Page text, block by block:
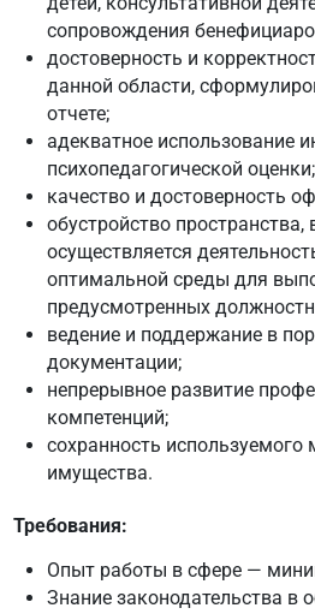
сопровождения
достоверность и
данной области,
отчете;
адекватное использование
психопедагогической оценки;
качество и достоверность
обустройство пространства,
осуществляется
оптимальной среды для
предусмотренных
ведение и поддержание в
документации;
непрерывное развитие
компетенций;
сохранность используемого
имущества.
Требования:
Опыт работы в сфере —
Знание законодательства в